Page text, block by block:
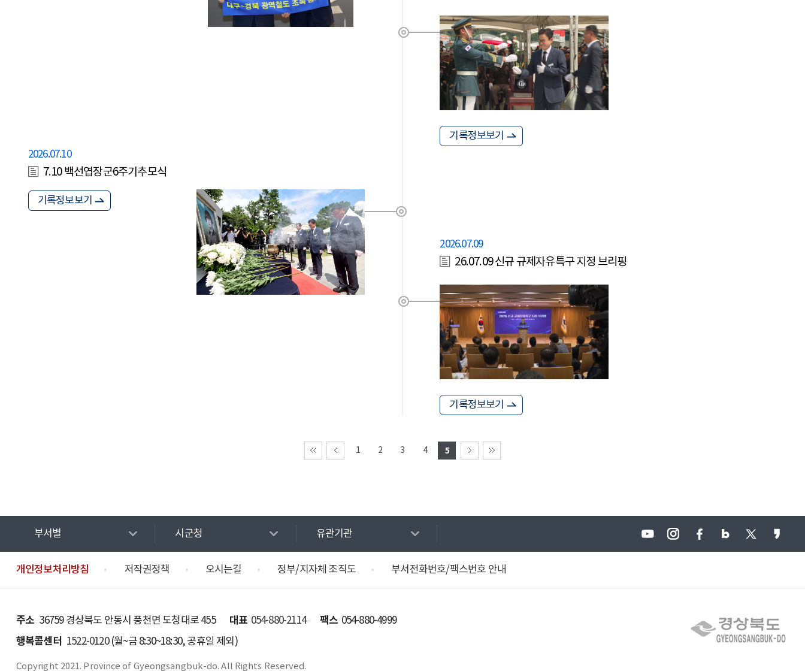
기록정보보기
2026.07.10
7.10 백선엽장군6주기추모식
기록정보보기
2026.07.09
26.07.09 신규 규제자유특구 지정 브리핑
기록정보보기
1 2 3 4 5
부서별 시군청 유관기관
개인정보처리방침 저작권정책 오시는길 정부/지자체 조직도 부서전화번호/팩스번호 안내
주소 36759 경상북도 안동시 풍천면 도청대로 455 대표 054-880-2114 팩스 054-880-4999
행복콜센터 1522-0120(월~금 8:30~18:30, 공휴일 제외)
Copyright 2021. Province of Gyeongsangbuk-do. All Rights Reserved.